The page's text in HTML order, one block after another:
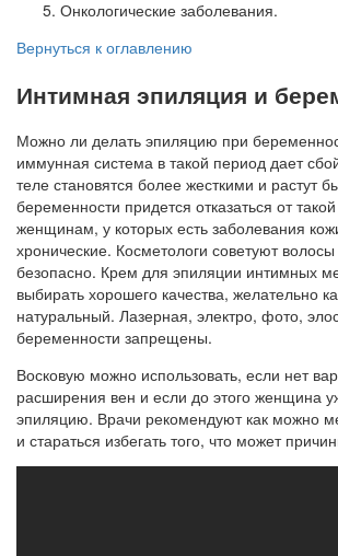
Онкологические заболевания.
Вернуться к оглавлению
Интимная эпиляция и
Можно ли делать эпиляцию при
иммунная система в такой период дает
теле становятся более жесткими и растут
беременности придется отказаться от
женщинам, у которых есть заболевания
хронические. Косметологи советуют волосы
безопасно. Крем для эпиляции интимных
выбирать хорошего качества, желательно
натуральный. Лазерная, электро, фото,
беременности запрещены.
Восковую можно использовать, если нет
расширения вен и если до этого женщина
эпиляцию. Врачи рекомендуют как можно
и стараться избегать того, что может